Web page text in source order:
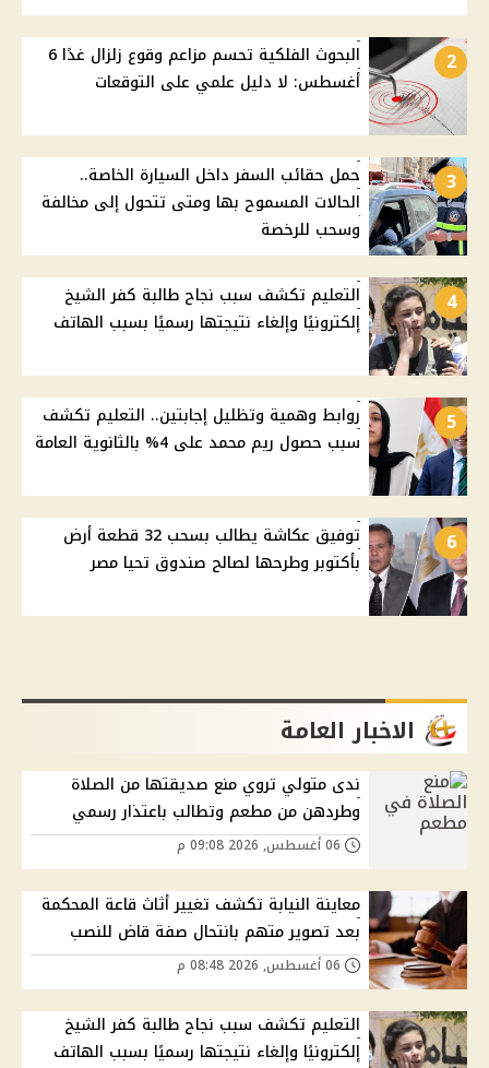
2
البحوث الفلكية تحسم مزاعم وقوع زلزال غدًا 6
أغسطس: لا دليل علمي على التوقعات
3
حمل حقائب السفر داخل السيارة الخاصة..
الحالات المسموح بها ومتى تتحول إلى مخالفة
وسحب للرخصة
4
التعليم تكشف سبب نجاح طالبة كفر الشيخ
إلكترونيًا وإلغاء نتيجتها رسميًا بسبب الهاتف
5
روابط وهمية وتظليل إجابتين.. التعليم تكشف
سبب حصول ريم محمد على 4% بالثانوية العامة
6
توفيق عكاشة يطالب بسحب 32 قطعة أرض
بأكتوبر وطرحها لصالح صندوق تحيا مصر
الاخبار العامة
ندى متولي تروي منع صديقتها من الصلاة
وطردهن من مطعم وتطالب باعتذار رسمي
معاينة النيابة تكشف تغيير أثاث قاعة المحكمة
بعد تصوير متهم بانتحال صفة قاض للنصب
التعليم تكشف سبب نجاح طالبة كفر الشيخ
إلكترونيًا وإلغاء نتيجتها رسميًا بسبب الهاتف